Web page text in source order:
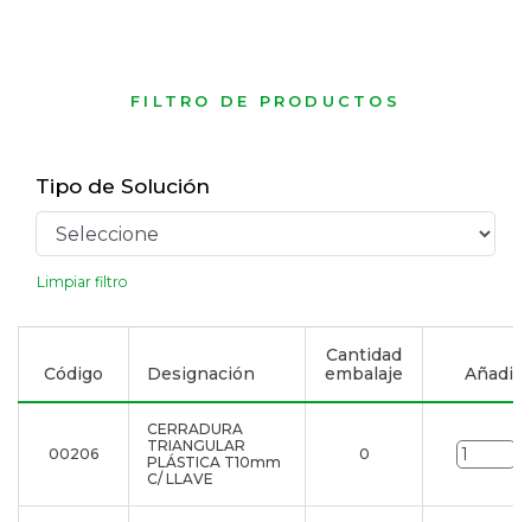
FILTRO DE PRODUCTOS
Tipo de Solución
Limpiar filtro
Código Designación
Cantidad
embalaje
Añadir
00206
CERRADURA
TRIANGULAR
PLÁSTICA T10mm
C/ LLAVE
0